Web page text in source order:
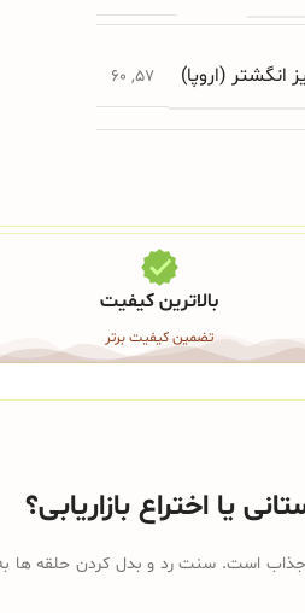
انگشتر (اروپا) 57
,
60
بالاترین کیفیت
تضمین کیفیت برتر
یا اختراع بازاریابی؟